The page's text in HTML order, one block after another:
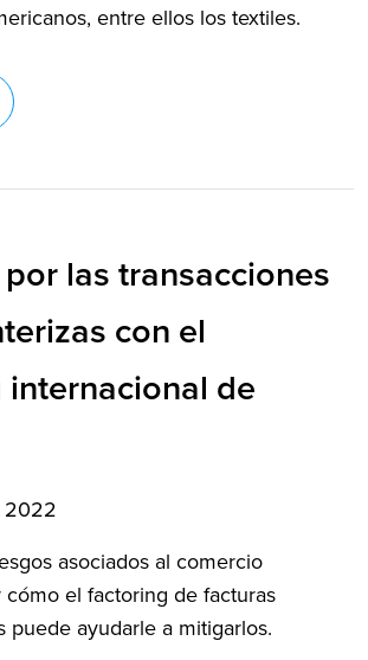
entre ellos los textiles.
las transacciones
con el
de
2022
asociados al comercio
cómo el factoring de facturas
puede ayudarle a mitigarlos.